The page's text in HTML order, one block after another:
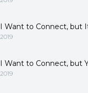
I Want to Connect, but
2019
I Want to Connect, but
2019